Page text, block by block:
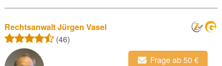
Rechtsanwalt Jürgen Vasel
(46)
Frage ab 50 €